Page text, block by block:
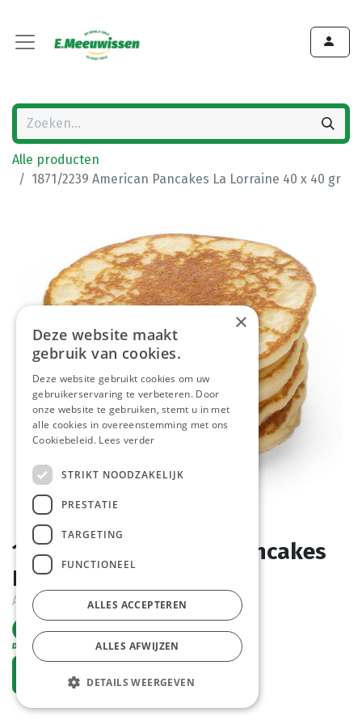
Alle producten
1871/2239 American Pancakes La Lorraine 40 x 40 gr
1871/2239 American Pancakes
La Lorraine 40 x 40 gr
Actief
Vraag een account aan
×
Deze website maakt
gebruik van cookies.
Deze website gebruikt cookies om uw
gebruikerservaring te verbeteren. Door
onze website te gebruiken, stemt u in met
alle cookies in overeenstemming met ons
Cookiebeleid. Lees verder
STRIKT NOODZAKELIJK
PRESTATIE
TARGETING
FUNCTIONEEL
ALLES ACCEPTEREN
ALLES AFWIJZEN
DETAILS WEERGEVEN